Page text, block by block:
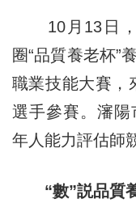
10月13日，
圈“品質養老杯”
職業技能大賽，
選手參賽。瀋
年人能力評估師
“數”説品質